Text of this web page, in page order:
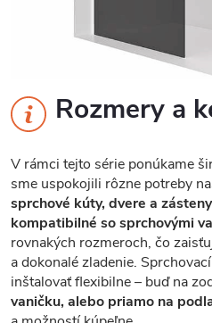
Rozmery a
V rámci tejto série ponúkame
sme uspokojili rôzne potreby
sprchové kúty, dvere a
kompatibilné so sprchovými
rovnakých rozmeroch, čo
a dokonalé zladenie.
inštalovať flexibilne – buď na
vaničku, alebo priamo na